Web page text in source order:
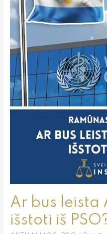
Ar bus leista
išstoti iš
Argentinai
išstoti
PSO?